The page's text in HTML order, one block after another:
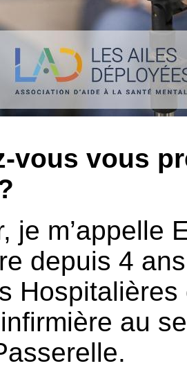
vous vous
je m’appelle
depuis 4
au